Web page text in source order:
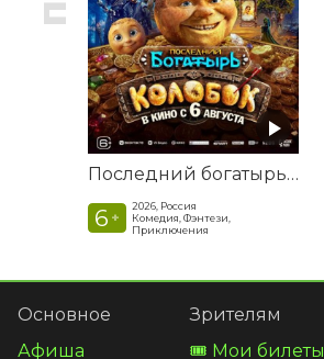
Последний богатырь. Колобок
6 +
2026, Россия
Комедия, Фэнтези,
Приключения
Основное
Афиша
Зрителям
🎟️ Мои билеты